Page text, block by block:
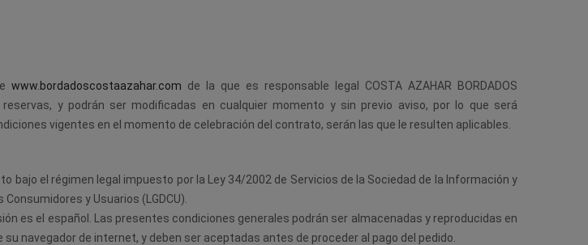
www.bordadoscostaazahar.com de la que es responsable legal COSTA AZAHAR BORDADOS
reservas, y podrán ser modificadas en cualquier momento y sin previo aviso, por lo que será
vigentes en el momento de celebración del contrato, serán las que le resulten aplicables.
el régimen legal impuesto por la Ley 34/2002 de Servicios de la Sociedad de la Información y
y Usuarios (LGDCU).
es el español. Las presentes condiciones generales podrán ser almacenadas y reproducidas en
navegador de internet, y deben ser aceptadas antes de proceder al pago del pedido.